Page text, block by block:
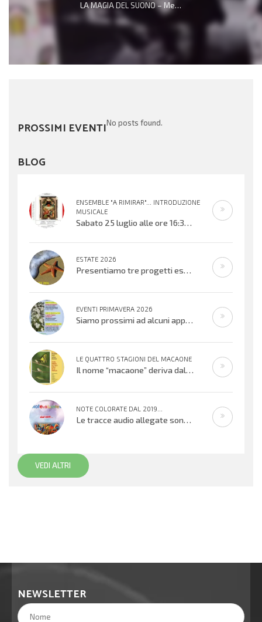
LA MAGIA DEL SUONO – Messaggio ai giovani e meno giovani appassionati di musica
PROSSIMI EVENTINo posts found.
BLOG
ENSEMBLE "A RIMIRAR"... INTRODUZIONE
MUSICALE
Sabato 25 luglio alle ore 16:30 verrà inaugurata la mostra organizzata dal Centro Biblioteca Comunale presso il Palazzo “Suore
ESTATE 2026
Presentiamo tre progetti estivi che si svolgeranno nell’ultima settimana di
EVENTI PRIMAVERA 2026
Siamo prossimi ad alcuni appuntamenti musicali offerti dai bambini, ragazzi e adulti che cantano e suonano. Si inizierà con il
LE QUATTRO STAGIONI DEL MACAONE
Il nome “macaone” deriva dalla mitologia greca: Macaone era un abile medico e guerriero e il nome della farfalla
NOTE COLORATE DAL 2019...
Le tracce audio allegate sono promemoria di percorsi didattici realizzati
VEDI ALTRI
NEWSLETTER